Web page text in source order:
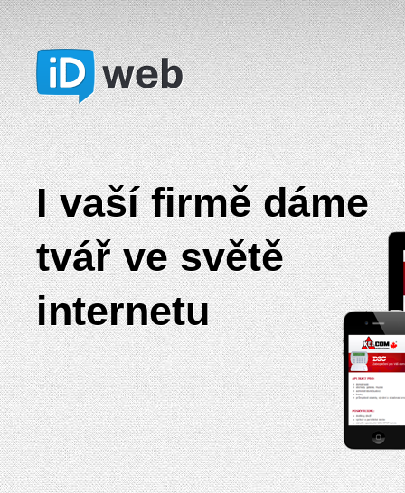
I vaší firmě dáme
tvář ve světě
internetu